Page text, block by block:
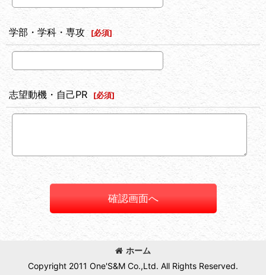
学部・学科・専攻 [必須]
志望動機・自己PR [必須]
確認画面へ
ホーム
Copyright 2011 One'S&M Co.,Ltd. All Rights Reserved.